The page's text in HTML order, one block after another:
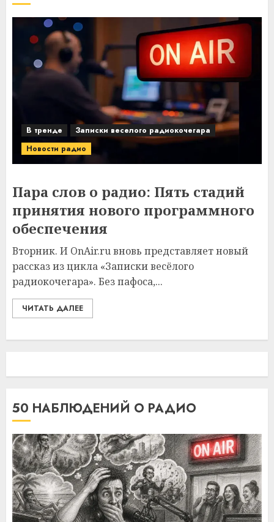
В тренде
Записки веселого радиокочегара
Новости радио
Пара слов о радио: Пять стадий
принятия нового программного
обеспечения
Вторник. И OnAir.ru вновь представляет новый
рассказ из цикла «Записки весёлого
радиокочегара». Без пафоса,...
ЧИТАТЬ ДАЛЕЕ
50 НАБЛЮДЕНИЙ О РАДИО